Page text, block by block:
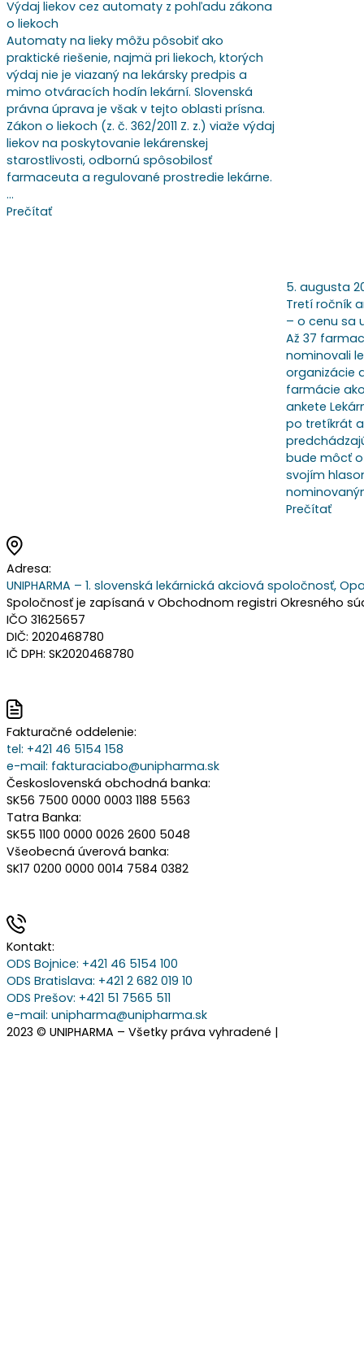
Výdaj liekov cez automaty z pohľadu zákona
o liekoch
Automaty na lieky môžu pôsobiť ako
praktické riešenie, najmä pri liekoch, ktorých
výdaj nie je viazaný na lekársky predpis a
mimo otváracích hodín lekární. Slovenská
právna úprava je však v tejto oblasti prísna.
Zákon o liekoch (z. č. 362/2011 Z. z.) viaže výdaj
liekov na poskytovanie lekárenskej
starostlivosti, odbornú spôsobilosť
farmaceuta a regulované prostredie lekárne.
…
Prečítať
5. augusta
Tretí ročník
– o cenu sa
Až 37
nominovali
organizácie
farmácie
ankete
po tretíkrát
bude môcť
svojím
Prečítať
Adresa:
UNIPHARMA – 1. slovenská lekárnická akciová spoločnosť,
Spoločnosť je zapísaná v Obchodnom registri Okresného
IČO 31625657
DIČ: 2020468780
IČ DPH: SK2020468780
Fakturačné oddelenie:
tel: +421 46 5154 158
e-mail: fakturaciabo@unipharma.sk
Československá obchodná banka:
SK56 7500 0000 0003 1188 5563
Tatra Banka:
SK55 1100 0000 0026 2600 5048
Všeobecná úverová banka:
SK17 0200 0000 0014 7584 0382
Kontakt:
ODS Bojnice: +421 46 5154 100
ODS Bratislava: +421 2 682 019 10
ODS Prešov: +421 51 7565 511
e-mail: unipharma@unipharma.sk
2023 © UNIPHARMA – Všetky práva vyhradené |